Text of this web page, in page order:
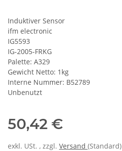
Induktiver Sensor
ifm electronic
IG5593
IG-2005-FRKG
Palette: A329
Gewicht Netto: 1kg
Interne Nummer: B52789
Unbenutzt
50,42 €
exkl. USt. , zzgl. Versand (Standard)